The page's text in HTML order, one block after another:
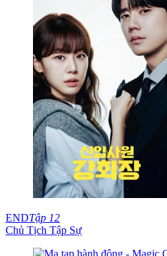
ENDTập 12
Chủ Tịch Tập Sự